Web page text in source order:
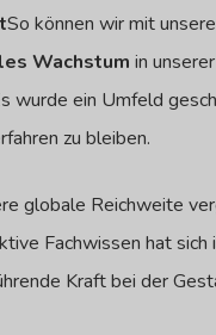
So können wir mit
Wachstum in
ein Umfeld
zu bleiben.
globale Reichweite
Fachwissen hat
Kraft bei der